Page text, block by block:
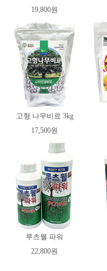
19,800원
고형 나무비료 3kg
17,500원
루츠웰 파워
22,800원